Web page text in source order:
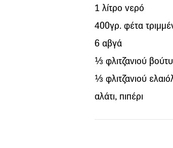
1 λίτρο νερό
400γρ. φέτα
6 αβγά
⅓ φλιτζανιού
⅓ φλιτζανιού
αλάτι, πιπέρι